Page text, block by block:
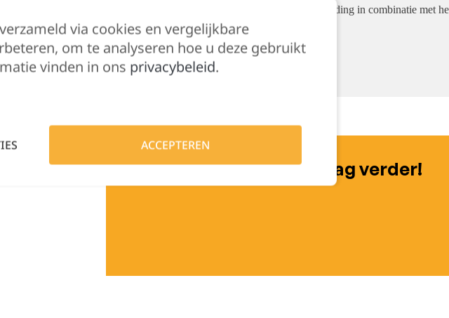
dat de sweater zacht aanvoelt. De sterke prijs-/kwaliteitverhouding in combinatie met
katoen.
Hulp nodig?
Lennert helpt je graag verder!
via cookies en vergelijkbare
om te analyseren hoe u deze gebruikt
vinden in ons privacybeleid.
ACCEPTEREN